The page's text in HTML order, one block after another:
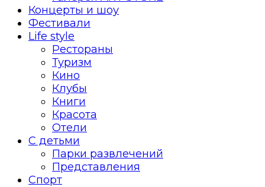
Концерты и шоу
Фестивали
Life style
Рестораны
Туризм
Кино
Клубы
Книги
Красота
Отели
С детьми
Парки развлечений
Представления
Спорт